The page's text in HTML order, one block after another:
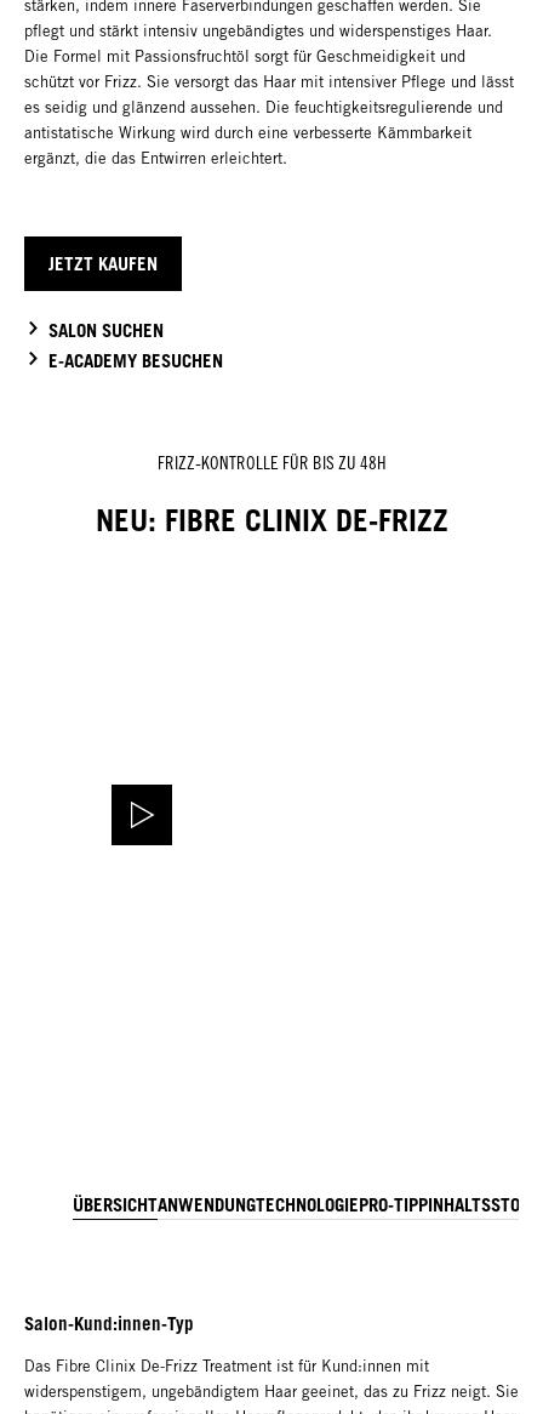
stärken, indem innere Faserverbindungen geschaffen werden. Sie
pflegt und stärkt intensiv ungebändigtes und widerspenstiges Haar.
Die Formel mit Passionsfruchtöl sorgt für Geschmeidigkeit und
schützt vor Frizz. Sie versorgt das Haar mit intensiver Pflege und lässt
es seidig und glänzend aussehen. Die feuchtigkeitsregulierende und
antistatische Wirkung wird durch eine verbesserte Kämmbarkeit
ergänzt, die das Entwirren erleichtert.
JETZT KAUFEN
SALON SUCHEN
E-ACADEMY BESUCHEN
FRIZZ-KONTROLLE FÜR BIS ZU 48H
NEU: FIBRE CLINIX DE-FRIZZ
ÜBERSICHTANWENDUNGTECHNOLOGIEPRO-TIPP
Salon-Kund:innen-Typ
Das Fibre Clinix De-Frizz Treatment ist für Kund:innen mit
widerspenstigem, ungebändigtem Haar geeinet, das zu Frizz neigt. Sie